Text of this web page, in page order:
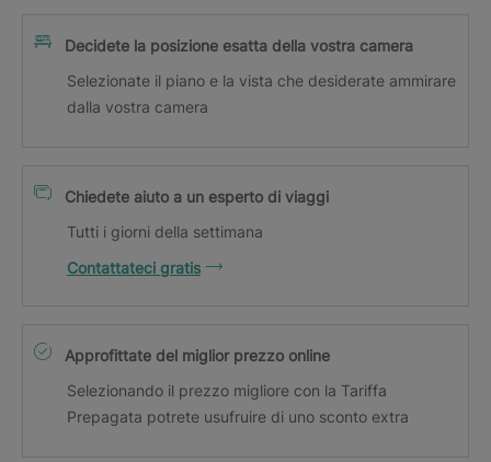
Decidete la posizione esatta della vostra camera
Selezionate il piano e la vista che desiderate ammirare
dalla vostra camera
Chiedete aiuto a un esperto di viaggi
Tutti i giorni della settimana
Contattateci gratis
Approfittate del miglior prezzo online
Selezionando il prezzo migliore con la Tariffa
Prepagata potrete usufruire di uno sconto extra